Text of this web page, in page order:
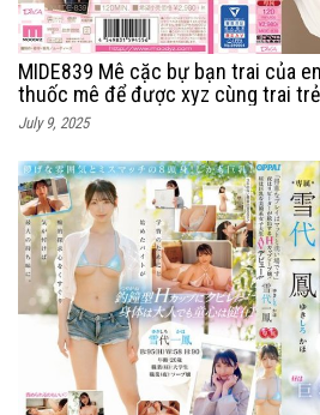
MIDE839 Mê cặc bự bạn trai của
thuốc mê để được xyz cùng trai trẻ
July 9, 2025